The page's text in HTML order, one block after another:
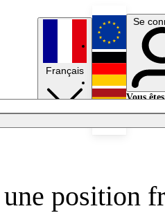
Français
English
Deutsch
Se
Vous
position